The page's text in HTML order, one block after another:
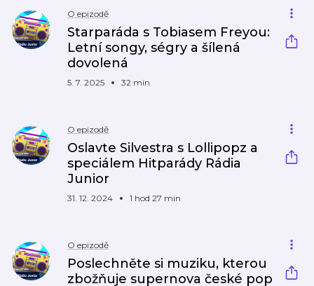
O epizodě
Starparáda s Tobiasem Freyou:
Letní songy, ségry a šílená
dovolená
5. 7. 2025 32 min
O epizodě
Oslavte Silvestra s Lollipopz a
speciálem Hitparády Rádia
Junior
31. 12. 2024 1 hod 27 min
O epizodě
Poslechněte si muziku, kterou
zbožňuje supernova české pop